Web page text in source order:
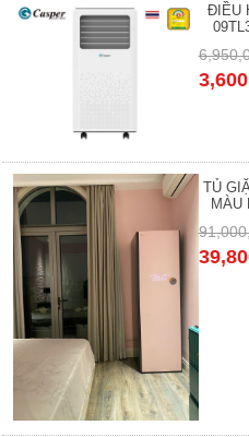
ĐIỀU
TỦ
MÀU